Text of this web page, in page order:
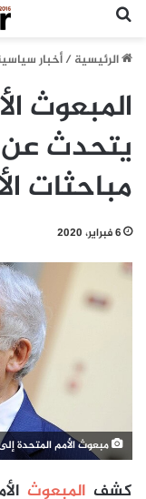
الرئيسية/أخبار
المبعوث
يتحدث
مباحثات
6 فبراير، 2020
مبعوث الأمم المتحدة
كشف المبعوث